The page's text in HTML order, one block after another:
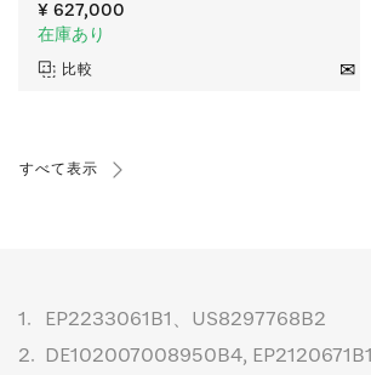
¥ 627,000
在庫あり
比較
すべて表示
1.
EP2233061B1、US8297768B2
2.
DE102007008950B4, EP2120671B1